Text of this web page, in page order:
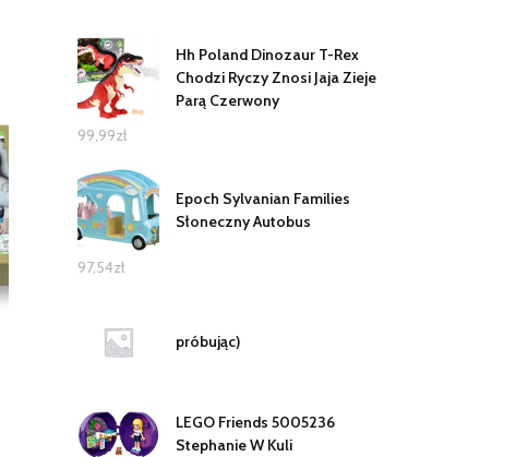
Hh Poland Dinozaur T-Rex
Chodzi Ryczy Znosi Jaja Zieje
Parą Czerwony
99,99zł
Epoch Sylvanian Families
Słoneczny Autobus
97,54zł
próbując)
LEGO Friends 5005236
Stephanie W Kuli